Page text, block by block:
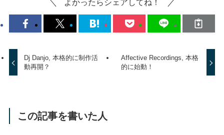
よかったらシェアしてね！
Dj Danjo, 本格的に制作活
動再開？
Affective Recordings, 本格
的に始動！
この記事を書いた人